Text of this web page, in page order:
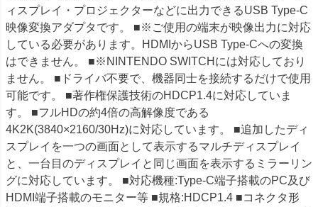
ィスプレイ・プロジェクターなどに出力できるUSB Type-C
映像変換アダプタです。 ■※ご使用の端末が映像出力に対応
している必要があります。HDMIからUSB Type-Cへの変換
はできません。 ■※NINTENDO SWITCHには対応しており
ません。 ■ドライバ不要で、機器同士を接続するだけで使用
可能です。 ■著作権保護技術のHDCP1.4に対応していま
す。 ■フルHDの約4倍の高解像度である
4K2K(3840×2160/30Hz)に対応しています。 ■追加したディ
スプレイを一つの画面として表示するマルチディスプレイ
と、一台目のディスプレイと同じ画面を表示するミラーリン
グに対応しています。 ■対応機種:Type‐C端子搭載のPC及び
HDMI端子搭載のモニター等 ■規格:HDCP1.4 ■コネクタ形